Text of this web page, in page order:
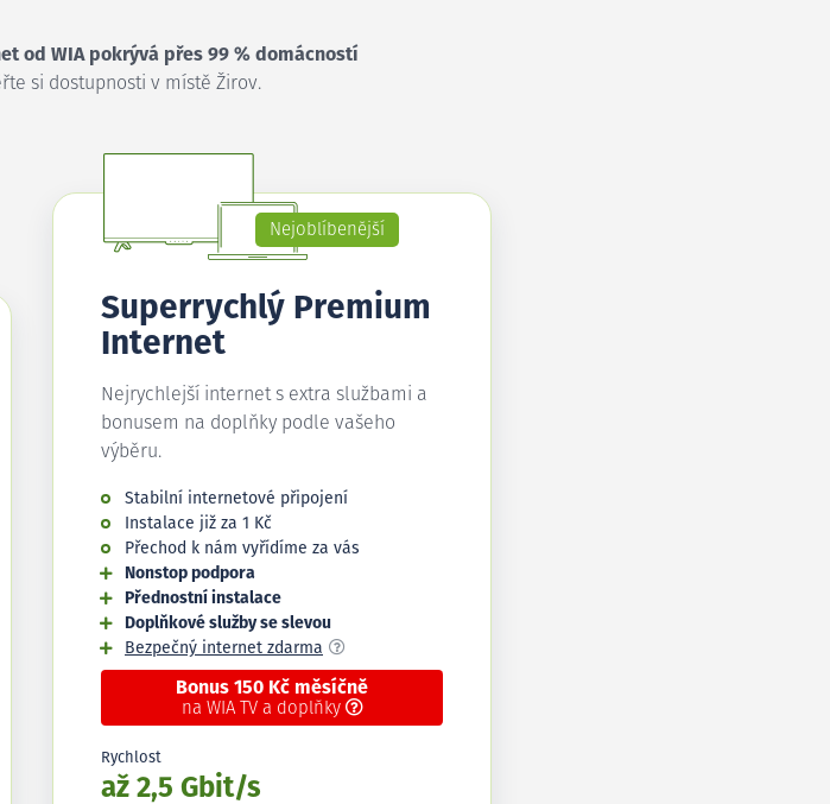
od WIA pokrývá přes 99 % domácností
si dostupnosti v místě Žirov.
Nejoblíbenější
Superrychlý Premium
Internet
Nejrychlejší internet s extra službami a
bonusem na doplňky podle vašeho
výběru.
Stabilní internetové připojení
Instalace již za 1 Kč
Přechod k nám vyřídíme za vás
Nonstop podpora
Přednostní instalace
Doplňkové služby se slevou
Bezpečný internet zdarma
Bonus 150 Kč měsíčně
na WIA TV a doplňky
Rychlost
až 2,5 Gbit/s